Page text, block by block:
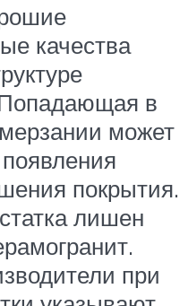
качества
в
может
покрытия.
лишен
при